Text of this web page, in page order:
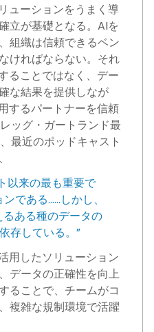
ューションをうまく導
立が基礎となる。AIを
組織は信頼できるベン
ければならない。それ
ることではなく、デー
な結果を提供しなが
するパートナーを信頼
ッグ・ガートランド最
最近のポッドキャスト
以来の最も重要で
である……しかし、
ある種のデータの
存している。”
用したソリューション
データの正確性を向上
ることで、チームがコ
複雑な規制環境で活躍